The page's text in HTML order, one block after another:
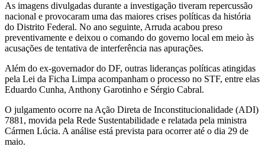
As imagens divulgadas durante a investigação tiveram repercussão
nacional e provocaram uma das maiores crises políticas da história
do Distrito Federal. No ano seguinte, Arruda acabou preso
preventivamente e deixou o comando do governo local em meio às
acusações de tentativa de interferência nas apurações.
Além do ex-governador do DF, outras lideranças políticas atingidas
pela Lei da Ficha Limpa acompanham o processo no STF, entre elas
Eduardo Cunha, Anthony Garotinho e Sérgio Cabral.
O julgamento ocorre na Ação Direta de Inconstitucionalidade (ADI)
7881, movida pela Rede Sustentabilidade e relatada pela ministra
Cármen Lúcia. A análise está prevista para ocorrer até o dia 29 de
maio.